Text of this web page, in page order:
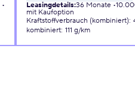
Leasingdetails:36 Monate
mit Kaufoption
Kraftstoffverbrauch (kombiniert):
kombiniert: 111 g/km